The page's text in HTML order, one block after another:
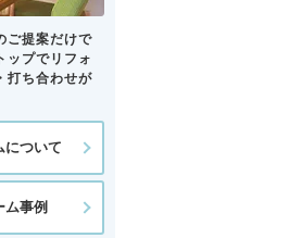
ご提案だけで
ップでリフォ
打ち合わせが
について
ム事例